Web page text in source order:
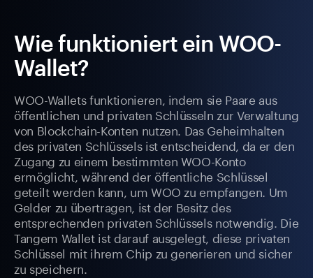
Wie funktioniert ein WOO-
Wallet?
WOO-Wallets funktionieren, indem sie Paare aus
öffentlichen und privaten Schlüsseln zur Verwaltung
von Blockchain-Konten nutzen. Das Geheimhalten
des privaten Schlüssels ist entscheidend, da er den
Zugang zu einem bestimmten WOO-Konto
ermöglicht, während der öffentliche Schlüssel
geteilt werden kann, um WOO zu empfangen. Um
Gelder zu übertragen, ist der Besitz des
entsprechenden privaten Schlüssels notwendig. Die
Tangem Wallet ist darauf ausgelegt, diese privaten
Schlüssel mit ihrem Chip zu generieren und sicher
zu speichern.